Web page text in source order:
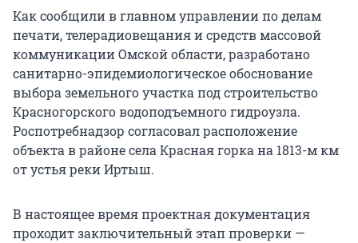
Как сообщили в главном управлении по делам
печати, телерадиовещания и средств массовой
коммуникации Омской области, разработано
санитарно-эпидемиологическое обоснование
выбора земельного участка под строительство
Красногорского водоподъемного гидроузла.
Роспотребнадзор согласовал расположение
объекта в районе села Красная горка на 1813-м км
от устья реки Иртыш.
В настоящее время проектная документация
проходит заключительный этап проверки —